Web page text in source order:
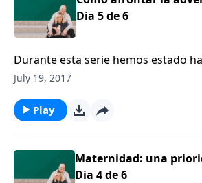
Dia 5 de 6
Durante esta serie hemos estado
mamá que se planteó la decisión de
puede hacer eso? ¿Luego es fácil
laboral? ¿Cómo se toma esa
July 19, 2017
Play
Maternidad: una
Dia 4 de 6